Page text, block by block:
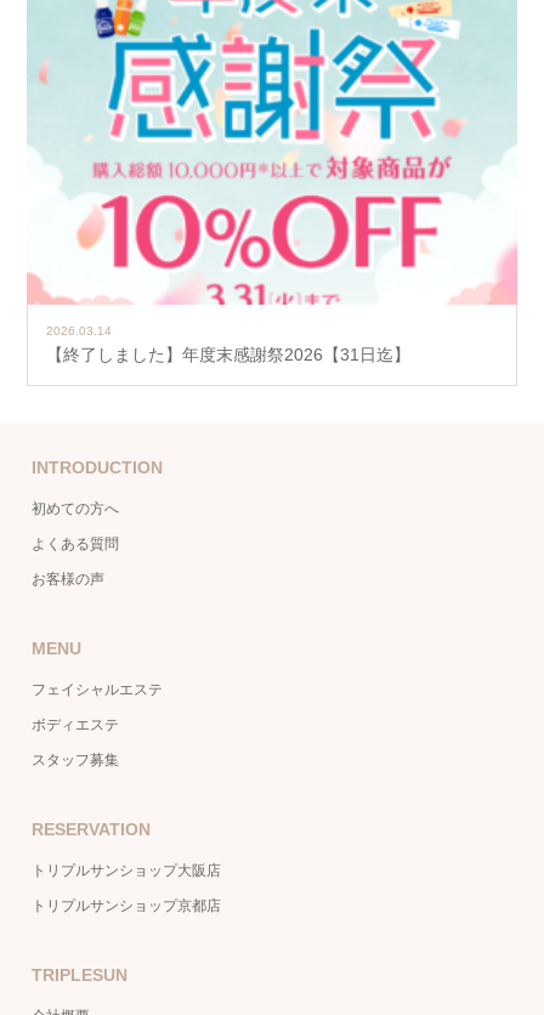
2026.03.14
【終了しました】年度末感謝祭2026【31日迄】
INTRODUCTION
初めての方へ
よくある質問
お客様の声
MENU
フェイシャルエステ
ボディエステ
スタッフ募集
RESERVATION
トリプルサンショップ大阪店
トリプルサンショップ京都店
TRIPLESUN